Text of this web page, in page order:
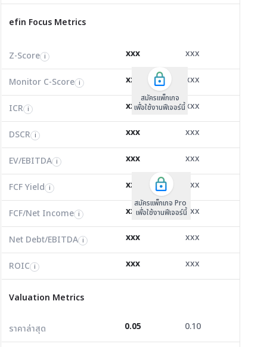
efin Focus Metrics
Z-Score i 0.24 0.32
Monitor C-Score
0.00 0.00
ICR i 0.00 -2.82
DSCR
EV/EBITDA
FCF Yield i 50.77 0.00
FCF/Net Income
1.30 0.00
7.62 0.00
ROIC i 2.51 0.00
P/BV
0.13 0.10
efin Focus Metrics
Z-Score i
Monitor C-Score i
ICR i
DSCR i
สมัครแพ็คเกจ B
เพื่อใช้งานฟีเจอร์นี้
EV/EBITDA
FCF Yield i
FCF/Net Income
Net Debt/EBITDA
ROIC i
สมัครแพ็คเกจ B
เพื่อใช้งานฟีเจอร์นี้
Z-Score i xxx xxx
Monitor C-Score i xxx xxx
ICR i xxx xxx
DSCR i xxx xxx
สมัครแพ็กเกจ
เพื่อใช้งานฟีเจอร์นี้
EV/EBITDA i xxx xxx
FCF Yield i xxx xxx
FCF/Net Income i xxx xxx
Net Debt/EBITDA i xxx xxx
ROIC i xxx xxx
สมัครแพ็กเกจ Pro
เพื่อใช้งานฟีเจอร์นี้
Valuation Metrics
ราคาล่าสุด 0.05 0.10